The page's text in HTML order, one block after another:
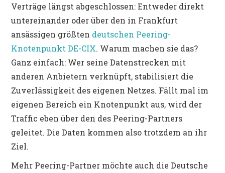
Verträge längst abgeschlossen: Entweder direkt
untereinander oder über den in Frankfurt
ansässigen größten deutschen Peering-
Knotenpunkt DE-CIX. Warum machen sie das?
Ganz einfach: Wer seine Datenstrecken mit
anderen Anbietern verknüpft, stabilisiert die
Zuverlässigkeit des eigenen Netzes. Fällt mal im
eigenen Bereich ein Knotenpunkt aus, wird der
Traffic eben über den des Peering-Partners
geleitet. Die Daten kommen also trotzdem an ihr
Ziel.
Mehr Peering-Partner möchte auch die Deutsche